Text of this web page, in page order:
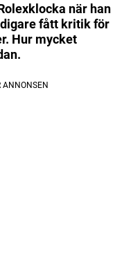
när han
fått kritik för
Hur mycket